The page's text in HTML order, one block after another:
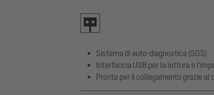
Sistema di auto-diagnostica (SDS)
Interfaccia USB per la lettura e
Pronta per il collegamento grazie